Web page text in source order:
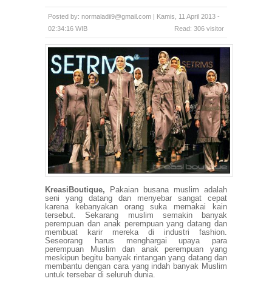
Posted by: normaladii9@gmail.com | Kamis, 11 April 2013 -
02:34:16 WIB
Read: 306 visitor
KreasiBoutique,
Pakaian busana muslim adalah
seni yang datang dan menyebar sangat cepat
karena kebanyakan orang suka memakai kain
tersebut. Sekarang muslim semakin banyak
perempuan dan anak perempuan yang datang dan
membuat karir mereka di industri fashion.
Seseorang harus menghargai upaya para
perempuan Muslim dan anak perempuan yang
meskipun begitu banyak rintangan yang datang dan
membantu dengan cara yang indah banyak Muslim
untuk tersebar di seluruh dunia.